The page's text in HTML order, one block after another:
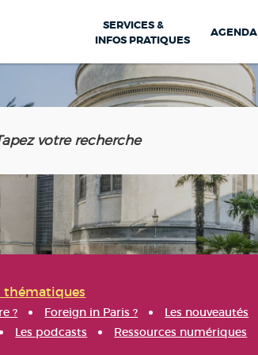
SERVICES &
INFOS PRATIQUES
AGENDA
thématiques
? Foreign in Paris ? Les nouveautés
Les podcasts Ressources numériques